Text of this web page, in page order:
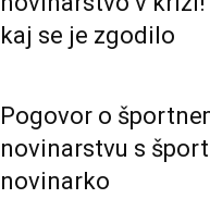
kaj se je zgodilo
Pogovor o
novinarstvu s
novinarko